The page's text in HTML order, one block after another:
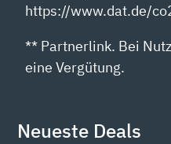
https://www.dat.de/
** Partnerlink. Bei
eine Vergütung.
Neueste Deals